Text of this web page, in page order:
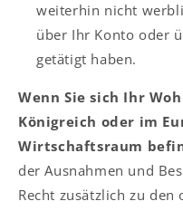
weiterhin nicht
über Ihr Konto oder
getätigt haben.
Wenn Sie sich Ihr
Königreich oder im
Wirtschaftsraum
der Ausnahmen und
Recht zusätzlich zu den